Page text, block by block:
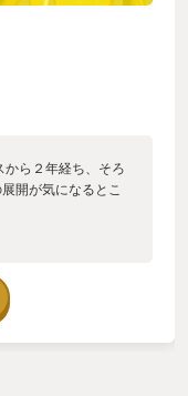
から２年経ち、そろ
開が気になるとこ